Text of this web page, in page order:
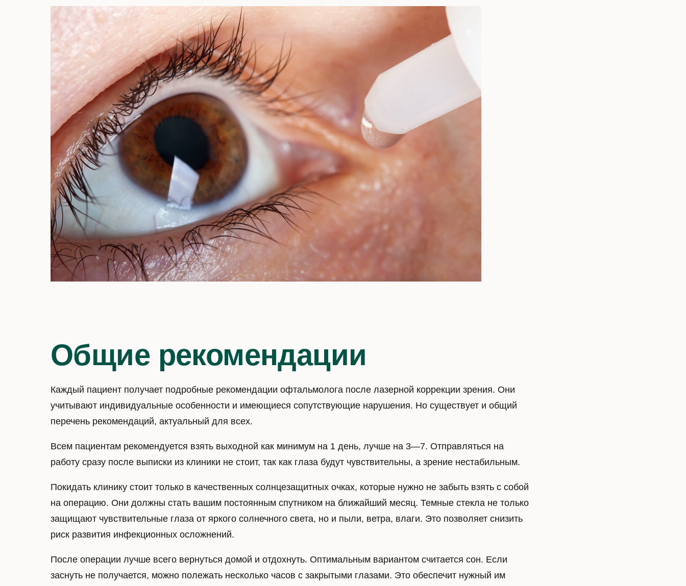
Пресбиопия
Другие услуги
Имплантация факичных линз
Все услуги
Общие рекомендации
Каждый пациент получает подробные рекомендации офтальмолога после лазерной коррекции зрения. Они
учитывают индивидуальные особенности и имеющиеся сопутствующие нарушения. Но существует и общий
перечень рекомендаций, актуальный для всех.
Всем пациентам рекомендуется взять выходной как минимум на 1 день, лучше на 3—7. Отправляться на
работу сразу после выписки из клиники не стоит, так как глаза будут чувствительны, а зрение нестабильным.
Покидать клинику стоит только в качественных солнцезащитных очках, которые нужно не забыть взять с собой
на операцию. Они должны стать вашим постоянным спутником на ближайший месяц. Темные стекла не только
защищают чувствительные глаза от яркого солнечного света, но и пыли, ветра, влаги. Это позволяет снизить
риск развития инфекционных осложнений.
После операции лучше всего вернуться домой и отдохнуть. Оптимальным вариантом считается сон. Если
заснуть не получается, можно полежать несколько часов с закрытыми глазами. Это обеспечит нужный им